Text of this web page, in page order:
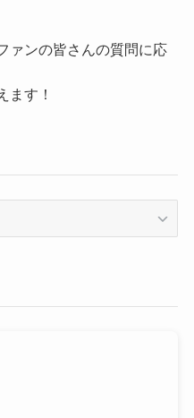
ァンの皆さんの質問に応
ます！